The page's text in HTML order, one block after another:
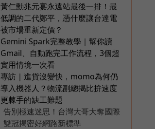
黃仁勳兆元宴永遠站最後一排！最
低調的二代鄭平，憑什麼讓台達電
被市場重新定價？
Gemini Spark完整教學｜幫你讀
Gmail、自動跑完工作流程，3個超
實用情境一次看
專訪｜進貨沒變快，momo為何仍
導入機器人？物流副總揭比拚速度
更棘手的缺工難題
告別極速迷思！台灣大哥大奪國際
雙冠揭密好網路新標準